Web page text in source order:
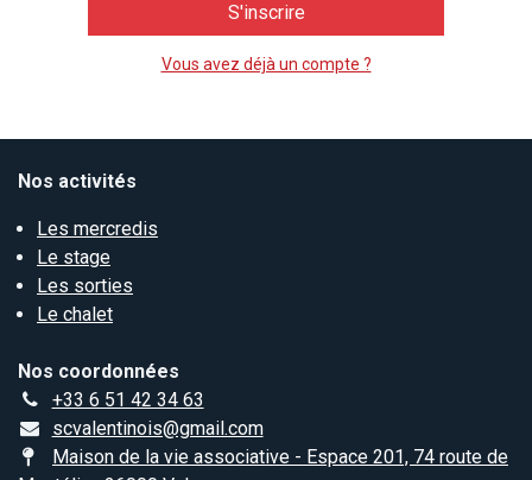
S'inscrire
Vous avez déjà un compte ?
Nos activités
Les mercredis
Le stage
Les sorties
Le chalet
Nos coordonnées
+33 6 51 42 34 63
scvalentinois@gmail.com
Maison de la vie associative - Espace 201, 74 route de